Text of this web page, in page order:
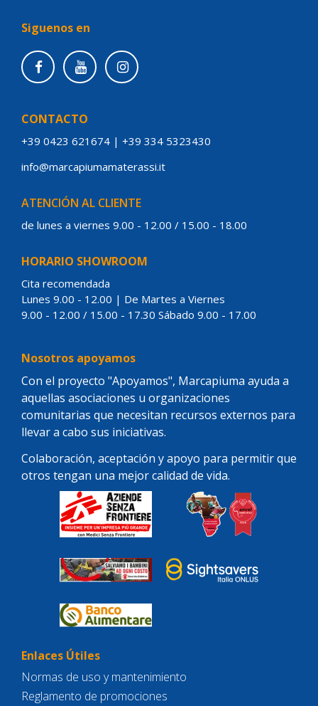
Siguenos en
CONTACTO
+39 0423 621674 | +39 334 5323430
info@marcapiumamaterassi.it
ATENCIÓN AL CLIENTE
de lunes a viernes 9.00 - 12.00 / 15.00 - 18.00
HORARIO SHOWROOM
Cita recomendada
Lunes 9.00 - 12.00 | De Martes a Viernes
9.00 - 12.00 / 15.00 - 17.30 Sábado 9.00 - 17.00
Nosotros apoyamos
Con el proyecto "Apoyamos", Marcapiuma ayuda a
aquellas asociaciones u organizaciones
comunitarias que necesitan recursos externos para
llevar a cabo sus iniciativas.
Colaboración, aceptación y apoyo para permitir que
otros tengan una mejor calidad de vida.
Enlaces Útiles
Normas de uso y mantenimiento
Reglamento de promociones